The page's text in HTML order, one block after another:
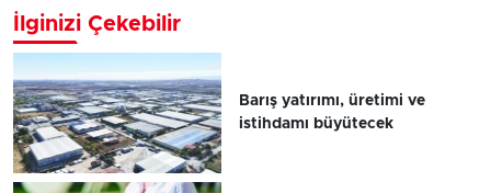
İlginizi Çekebilir
Barış yatırımı, üretimi ve
istihdamı büyütecek